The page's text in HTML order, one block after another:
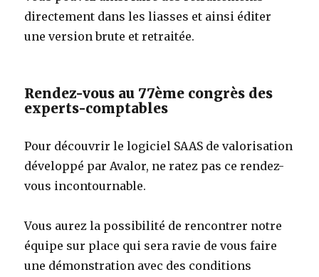
directement dans les liasses et ainsi éditer
une version brute et retraitée.
Rendez-vous au 77ème congrès des
experts-comptables
Pour découvrir le logiciel SAAS de valorisation
développé par Avalor, ne ratez pas ce rendez-
vous incontournable.
Vous aurez la possibilité de rencontrer notre
équipe sur place qui sera ravie de vous faire
une démonstration avec des conditions